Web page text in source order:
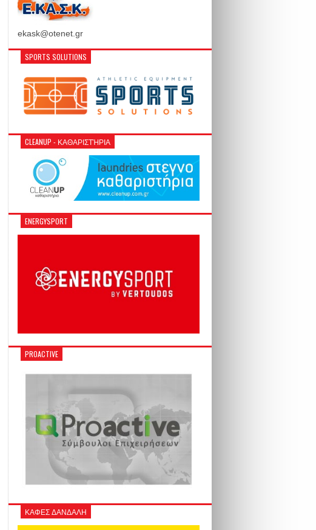
ekask@otenet.gr
SPORTS SOLUTIONS
CLEANUP - ΚΑΘΑΡΙΣΤΉΡΙΑ
ENERGYSPORT
PROACTIVE
ΚΑΦΕΣ ΔΑΝΔΑΛΗ